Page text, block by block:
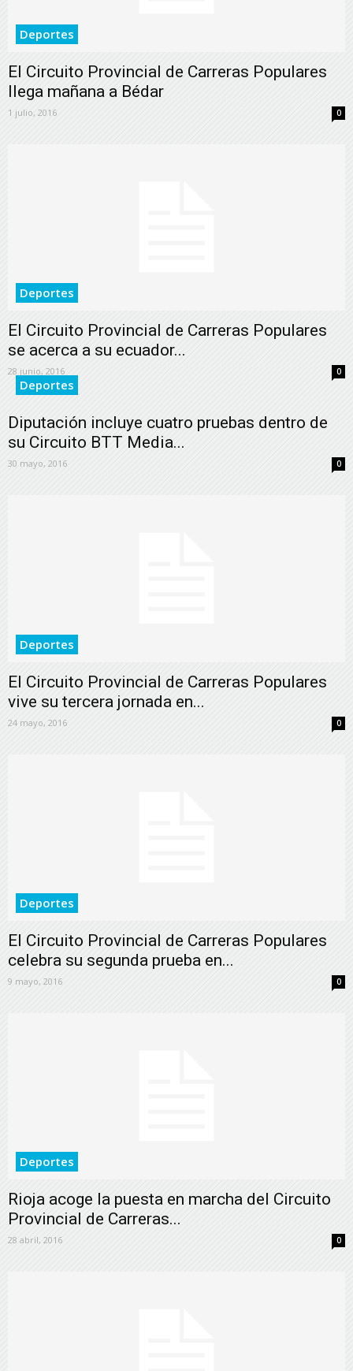
Deportes
El Circuito Provincial de Carreras Populares
llega mañana a Bédar
1 julio, 2016 0
Deportes
El Circuito Provincial de Carreras Populares
se acerca a su ecuador...
28 junio, 2016 0
Deportes
Diputación incluye cuatro pruebas dentro de
su Circuito BTT Media...
30 mayo, 2016 0
Deportes
El Circuito Provincial de Carreras Populares
vive su tercera jornada en...
24 mayo, 2016 0
Deportes
El Circuito Provincial de Carreras Populares
celebra su segunda prueba en...
9 mayo, 2016 0
Deportes
Rioja acoge la puesta en marcha del Circuito
Provincial de Carreras...
28 abril, 2016 0